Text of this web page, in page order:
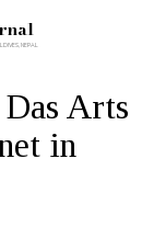
Arts
in